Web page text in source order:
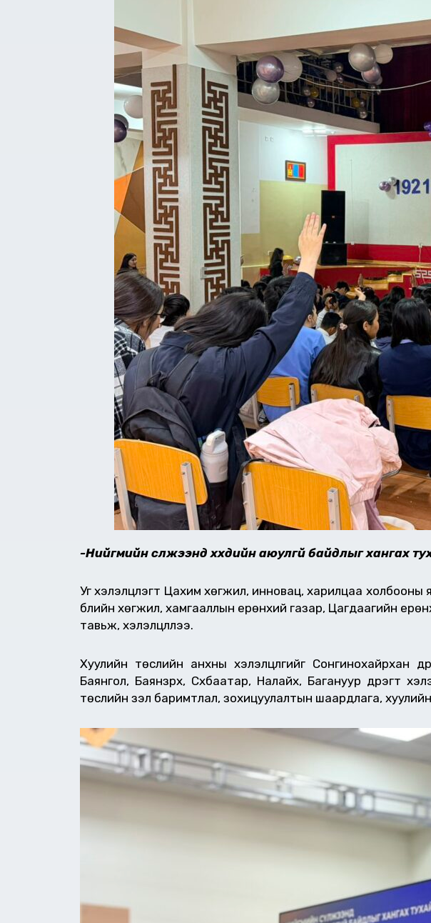
-Нийгмийн сүлжээнд хүүхдийн аюулгүй байдлыг хангах
Уг хэлэлцүүлэгт Цахим хөгжил, инновац, харилцаа
бүлийн хөгжил, хамгааллын ерөнхий газар, Цагдаагийн
тавьж, хэлэлцүүллээ.
Хуулийн төслийн анхны хэлэлцүүлгийг Сонгинохайрхан
Баянгол, Баянзүрх, Сүхбаатар, Налайх, Багануур дүүрэгт
төслийн үзэл баримтлал, зохицуулалтын шаардлага,